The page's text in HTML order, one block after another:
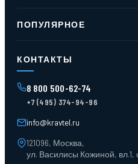
Контакты
Доставка и оплата
ПОПУЛЯРНОЕ
Контейнеры для отходов
Поддоны
Ящики пластиковые
Тара пласт. и металл.
Тележки для склада
КОНТАКТЫ
8 800 500-62-74
+7 (495) 374-94-96
info@kravtel.ru
121096, Москва,
ул. Василисы Кожиной,